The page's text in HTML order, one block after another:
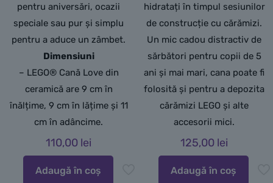
pentru aniversări, ocazii
speciale sau pur și simplu
pentru a aduce un zâmbet.
Dimensiuni
– LEGO® Cană Love din
ceramică are 9 cm în
înălțime, 9 cm în lățime și 11
cm în adâncime.
110,00 lei
Adaugă în coș
hidratați în timpul sesiunilor
de construcție cu cărămizi.
Un mic cadou distractiv de
sărbători pentru copii de 5
ani și mai mari, cana poate fi
folosită și pentru a depozita
cărămizi LEGO și alte
accesorii mici.
125,00 lei
Adaugă în coș